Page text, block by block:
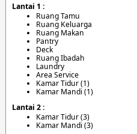
Lantai 1 :
Ruang Tamu
Ruang Keluarga
Ruang Makan
Pantry
Deck
Ruang Ibadah
Laundry
Area Service
Kamar Tidur (1)
Kamar Mandi (1)
Lantai 2 :
Kamar Tidur (3)
Kamar Mandi (3)